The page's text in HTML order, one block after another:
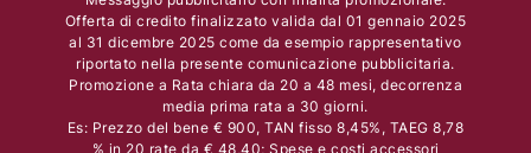
Offerta di credito finalizzato valida dal 01 gennaio 2025
al 31 dicembre 2025 come da esempio rappresentativo
riportato nella presente comunicazione pubblicitaria.
Promozione a Rata chiara da 20 a 48 mesi, decorrenza
media prima rata a 30 giorni.
Es: Prezzo del bene € 900, TAN fisso 8,45%, TAEG 8,78
% in 20 rate da € 48,40; Spese e costi accessori